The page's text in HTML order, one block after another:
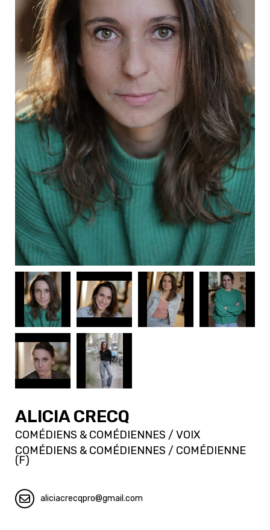
ALICIA CRECQ
COMÉDIENS & COMÉDIENNES / VOIX
COMÉDIENS & COMÉDIENNES / COMÉDIENNE
(F)
aliciacrecqpro gmail.com